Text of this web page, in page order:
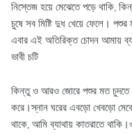
নিস্তেজ হয়ে মেঝেতে পড়ে থাকি,
চুষে সব মিষ্টি দুধ খেয়ে ফেলে।
এবার এই অতিরিক্ত চোদন আমায়
ভাবী চটি
কিন্তু ও আরও জোরে পশুর মত চুদতে
করে।স্নান ঘরের এবড়ো খেবড়ো
থাকে, আমি ব্যাথায় কাতরাতে